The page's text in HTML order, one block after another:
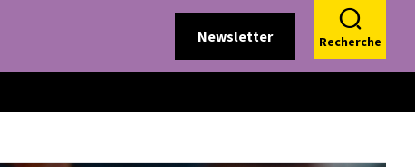
Newsletter Recherche